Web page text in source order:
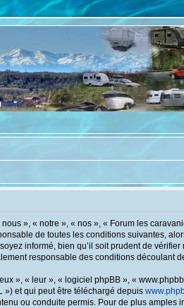
», « notre », « nos », « Forum les
de toutes les conditions suivantes,
informé, bien qu’il soit prudent de
responsable des conditions découlant
», « leur », « logiciel phpBB », «
») et qui peut être téléchargé depuis
ou conduite permis. Pour de plus amples